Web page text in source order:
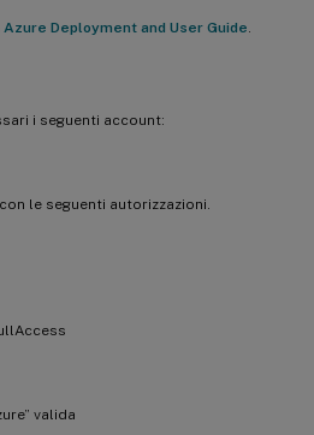
Deployment and User Guide
i seguenti account:
le seguenti autorizzazioni.
valida